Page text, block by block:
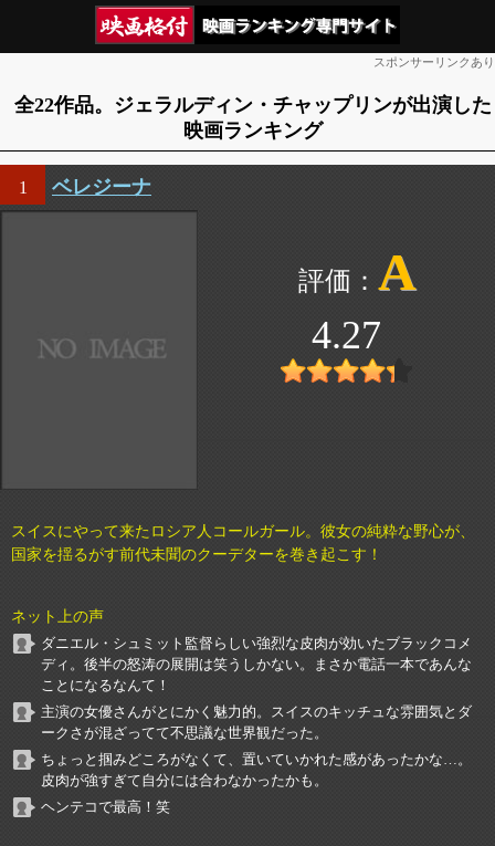
スポンサーリンクあり
全22作品。ジェラルディン・チャップリンが出演した
映画ランキング
1 ベレジーナ
A
4.27
スイスにやって来たロシア人コールガール。彼女の純粋な野心が、
国家を揺るがす前代未聞のクーデターを巻き起こす！
ネット上の声
ダニエル・シュミット監督らしい強烈な皮肉が効いたブラックコメ
ディ。後半の怒涛の展開は笑うしかない。まさか電話一本であんな
ことになるなんて！
主演の女優さんがとにかく魅力的。スイスのキッチュな雰囲気とダ
ークさが混ざってて不思議な世界観だった。
ちょっと掴みどころがなくて、置いていかれた感があったかな…。
皮肉が強すぎて自分には合わなかったかも。
ヘンテコで最高！笑